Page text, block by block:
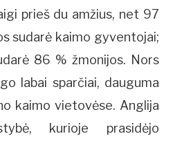
prieš du amžius, net 97
sudarė kaimo gyventojai;
86 % žmonijos. Nors
labai sparčiai, dauguma
kaimo vietovėse. Anglija
kurioje prasidėjo